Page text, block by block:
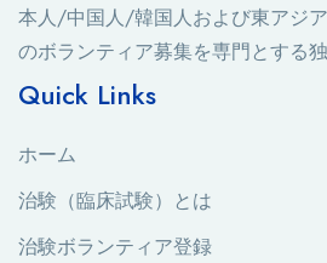
本人/中国人/韓国人および東アジ
のボランティア募集を専門とする
Quick Links
ホーム
治験（臨床試験）とは
治験ボランティア登録